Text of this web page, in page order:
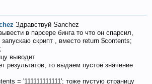
Здравствуй Sanchez
в парсере бинга то что он спарсил,
скрипт , вместо return $contents;
выводит
результатов, то выдаем пустое значение
= '111111111111'; тоже пустую страницу